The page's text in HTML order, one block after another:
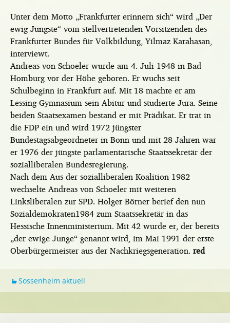
Unter dem Motto „Frankfurter erinnern sich“ wird „Der
ewig Jüngste“ vom stellvertretenden Vorsitzenden des
Frankfurter Bundes für Volkbildung, Yilmaz Karahasan,
interviewt.
Andreas von Schoeler wurde am 4. Juli 1948 in Bad
Homburg vor der Höhe geboren. Er wuchs seit
Schulbeginn in Frankfurt auf. Mit 18 machte er am
Lessing-Gymnasium sein Abitur und studierte Jura. Seine
beiden Staatsexamen bestand er mit Prädikat. Er trat in
die FDP ein und wird 1972 jüngster
Bundestagsabgeordneter in Bonn und mit 28 Jahren war
er 1976 der jüngste parlamentarische Staatssekretär der
sozialliberalen Bundesregierung.
Nach dem Aus der sozialliberalen Koalition 1982
wechselte Andreas von Schoeler mit weiteren
Linksliberalen zur SPD. Holger Börner berief den nun
Sozialdemokraten1984 zum Staatssekretär in das
Hessische Innenministerium. Mit 42 wurde er, der bereits
„der ewige Junge“ genannt wird, im Mai 1991 der erste
Oberbürgermeister aus der Nachkriegsgeneration. red
Sossenheim aktuell